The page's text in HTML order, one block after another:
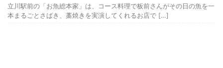
立川駅前の「お魚総本家」は、コース料理で板前さんがその日の魚を一
本まるごとさばき、藁焼きを実演してくれるお店で […]